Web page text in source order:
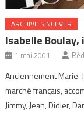
ARCHIVE SINCEVER
Isabelle
1 mai 2001
Anciennement
marché français,
Jimmy, Jean, Didier,